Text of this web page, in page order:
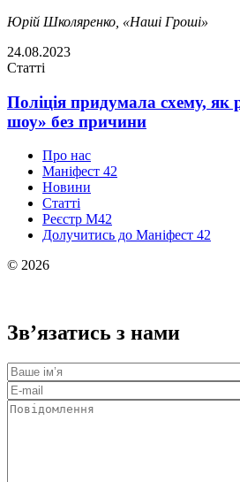
Юрій Школяренко , «Наші Гроші»
24.08.2023
Статті
Поліція придумала схему, як
шоу» без причини
Про нас
Маніфест 42
Новини
Статті
Реєстр М42
Долучитись до Маніфест 42
© 2026
Зв’язатись з нами